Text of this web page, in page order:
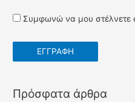
ι
Συμφωνώ να μου στέλνετε
Πρόσφατα άρθρα